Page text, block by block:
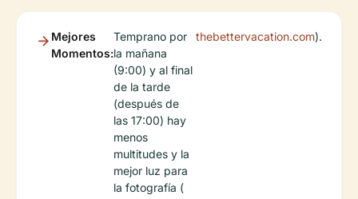
Mejores
Momentos:
Temprano por
la mañana
(9:00) y al final
de la tarde
(después de
las 17:00) hay
menos
multitudes y la
mejor luz para
la fotografía (
thebettervacation.com).